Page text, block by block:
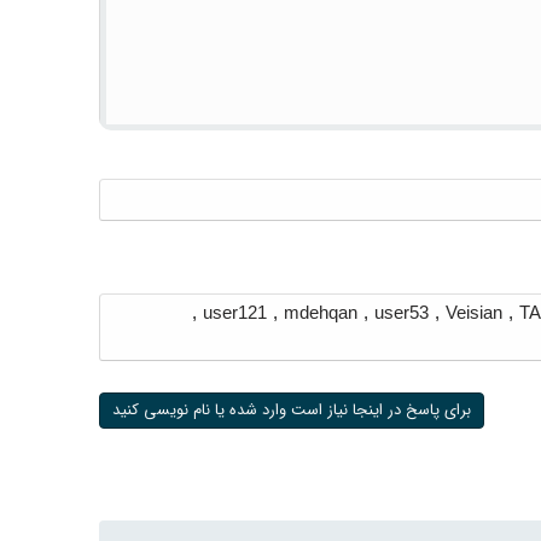
,
Veisian
,
user53
,
mdehqan
,
user121
,
برای پاسخ در اینجا نیاز است وارد شده یا نام نویسی کنید